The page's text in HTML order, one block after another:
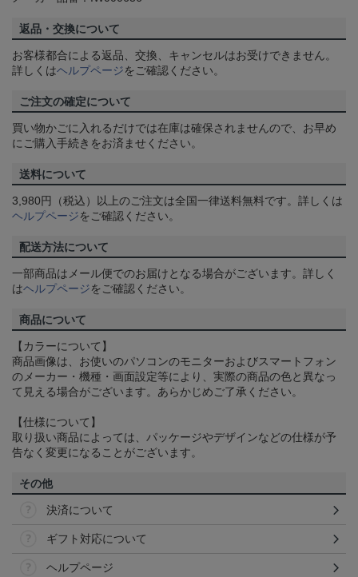
返品・交換について
お客様都合による返品、交換、キャンセルはお受けできません。
詳しくはヘルプページをご確認ください。
ご注文の確定について
買い物かごに入れるだけでは在庫は確保されませんので、お早め
にご購入手続きをお済ませください。
送料について
3,980円（税込）以上のご注文は全国一律送料無料です。詳しくは
ヘルプページをご確認ください。
配送方法について
一部商品はメール便でのお届けとなる場合がございます。詳しく
はヘルプページをご確認ください。
商品について
【カラーについて】
商品画像は、お使いのパソコンのモニターおよびスマートフォン
のメーカー・機種・画面設定等により、実際の商品の色と異なっ
て見える場合がございます。あらかじめご了承ください。
【仕様について】
取り扱い商品によっては、パッケージやデザインなどの仕様が予
告なく変更になることがございます。
その他
決済について
ギフト対応について
ヘルプページ